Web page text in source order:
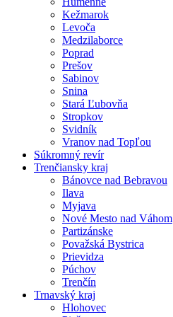
Kežmarok
Levoča
Medzilaborce
Poprad
Prešov
Sabinov
Snina
Stará Ľubovňa
Stropkov
Svidník
Vranov nad Topľou
Súkromný revír
Trenčiansky kraj
Bánovce nad Bebravou
Ilava
Myjava
Nové Mesto nad Váhom
Partizánske
Považská Bystrica
Prievidza
Púchov
Trenčín
Trnavský kraj
Hlohovec